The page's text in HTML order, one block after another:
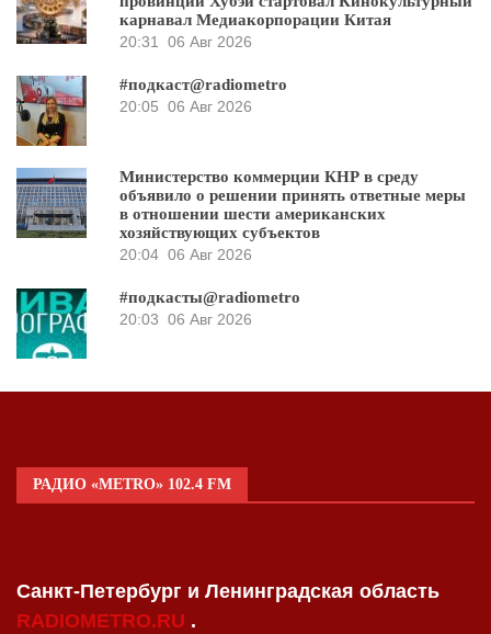
карнавал Медиакорпорации Китая
20:31
06 Авг 2026
#подкаст@radiometro
20:05 06 Авг 2026
Министерство коммерции КНР в среду
объявило о решении принять ответные меры
в отношении шести американских
хозяйствующих субъектов
20:04 06 Авг 2026
#подкасты@radiometro
20:03 06 Авг 2026
РАДИО «METRO» 102.4 FM
Санкт-Петербург и Ленинградская область
RADIOMETRO.RU .